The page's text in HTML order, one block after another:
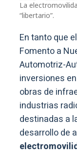
La
“libertario”.
En tanto que
Fomento a
Automotriz-
inversiones
obras de
industrias
destinadas a
desarrollo de